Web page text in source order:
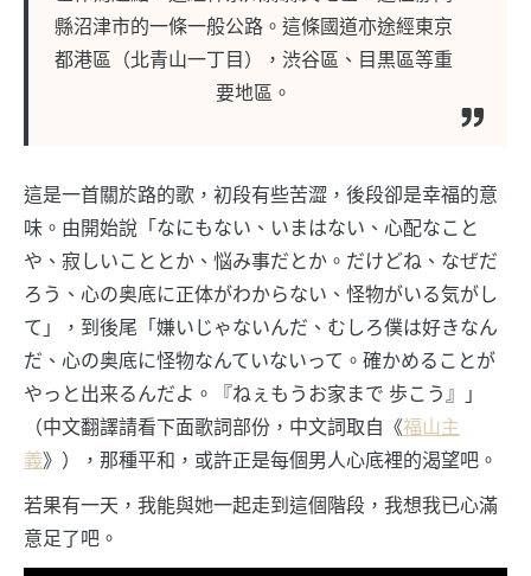
縣沼津市的一條一般公路。這條國道亦途經東京
都港區（北青山一丁目），渋谷區、目黒區等重
要地區。
這是一首關於路的歌，初段有些苦澀，後段卻是幸福的意
味。由開始說「なにもない、いまはない、心配なこと
や、寂しいこととか、悩み事だとか。だけどね、なぜだ
ろう、心の奥底に正体がわからない、怪物がいる気がし
て」，到後尾「嫌いじゃないんだ、むしろ僕は好きなん
だ、心の奥底に怪物なんていないって。確かめることが
やっと出来るんだよ。『ねぇもうお家まで 歩こう』」
（中文翻譯請看下面歌詞部份，中文詞取自《福山主
義》），那種平和，或許正是每個男人心底裡的渴望吧。
若果有一天，我能與她一起走到這個階段，我想我已心滿
意足了吧。